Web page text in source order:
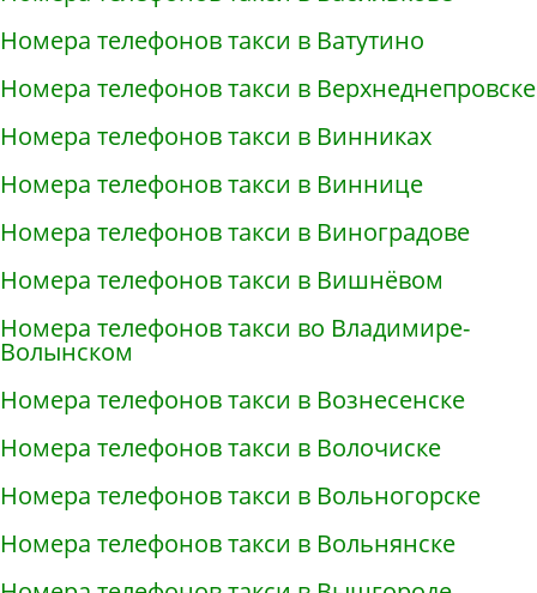
Номера телефонов такси в Ватутино
Номера телефонов такси в Верхнеднепровске
Номера телефонов такси в Винниках
Номера телефонов такси в Виннице
Номера телефонов такси в Виноградове
Номера телефонов такси в Вишнёвом
Номера телефонов такси во Владимире-
Волынском
Номера телефонов такси в Вознесенске
Номера телефонов такси в Волочиске
Номера телефонов такси в Вольногорске
Номера телефонов такси в Вольнянске